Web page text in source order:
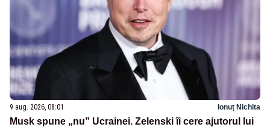
9 aug. 2026, 08:01 Ionuț Nichita
Musk spune „nu” Ucrainei. Zelenski îi cere ajutorul lui